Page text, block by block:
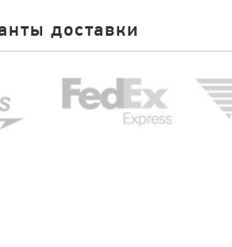
доставки